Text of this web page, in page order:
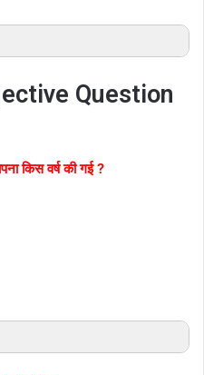
Question
किस वर्ष की गई ?